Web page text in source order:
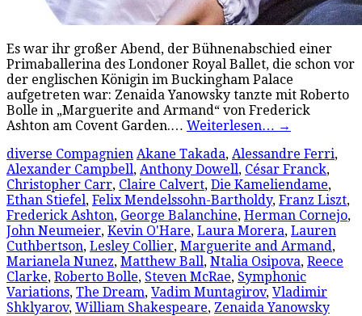
Es war ihr großer Abend, der Bühnenabschied einer
Primaballerina des Londoner Royal Ballet, die schon vor
der englischen Königin im Buckingham Palace
aufgetreten war: Zenaida Yanowsky tanzte mit Roberto
Bolle in „Marguerite and Armand“ von Frederick
Ashton am Covent Garden.… Weiterlesen… →
diverse Compagnien Akane Takada, Alessandre Ferri,
Alexander Campbell, Anthony Dowell, César Franck,
Christopher Carr, Claire Calvert, Die Kameliendame,
Ethan Stiefel, Felix Mendelssohn-Bartholdy, Franz Liszt,
Frederick Ashton, George Balanchine, Herman Cornejo,
John Neumeier, Kevin O'Hare, Laura Morera, Lauren
Cuthbertson, Lesley Collier, Marguerite and Armand,
Marianela Nunez, Matthew Ball, Ntalia Osipova, Reece
Clarke, Roberto Bolle, Steven McRae, Symphonic
Variations, The Dream, Vadim Muntagirov, Vladimir
Shklyarov, William Shakespeare, Zenaida Yanowsky